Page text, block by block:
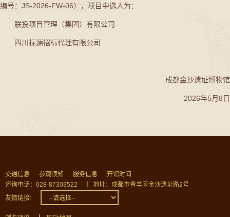
编号：JS-2026-FW-06），项目中选人为：
联投项目管理（集团）有限公司
四川标源招标代理有限公司
成都金沙遗址博物馆
2026年5月8日
交通信息 参观须知 服务信息
开馆时间
咨询电话：028-87303522
地址：成都市青羊区金沙遗址路2号
友情链接: